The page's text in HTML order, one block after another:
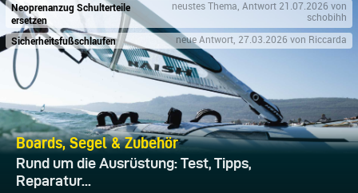
Neoprenanzug Schulterteile
ersetzen
neustes Thema, Antwort 21.07.2026 von
schobihh
Sicherheitsfußschlaufen neue Antwort, 27.03.2026 von Riccarda
Boards, Segel & Zubehör
Rund um die Ausrüstung: Test, Tipps,
Reparatur...